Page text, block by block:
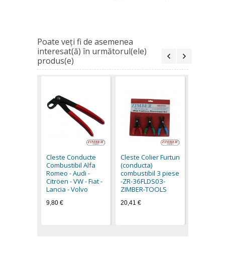
Poate veţi fi de asemenea
interesat(ă) în următorul(ele)
produs(e)
Cleste Conducte
Combustibil Alfa
Romeo - Audi -
Citröen - VW - Fiat -
Lancia - Volvo
9,80 €
Cleste Colier Furtun
(conducta)
combustibil 3 piese
-ZR-36FLDS03-
ZIMBER-TOOLS
20,41 €